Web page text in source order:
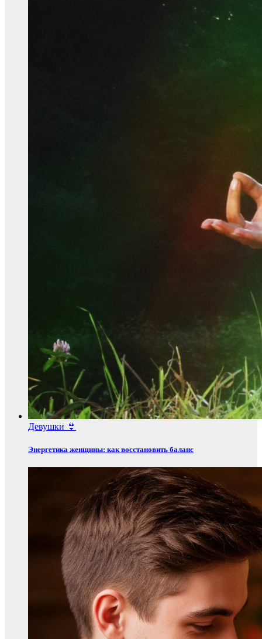
Девушки 👙
Энергетика женщины: как восстановить баланс